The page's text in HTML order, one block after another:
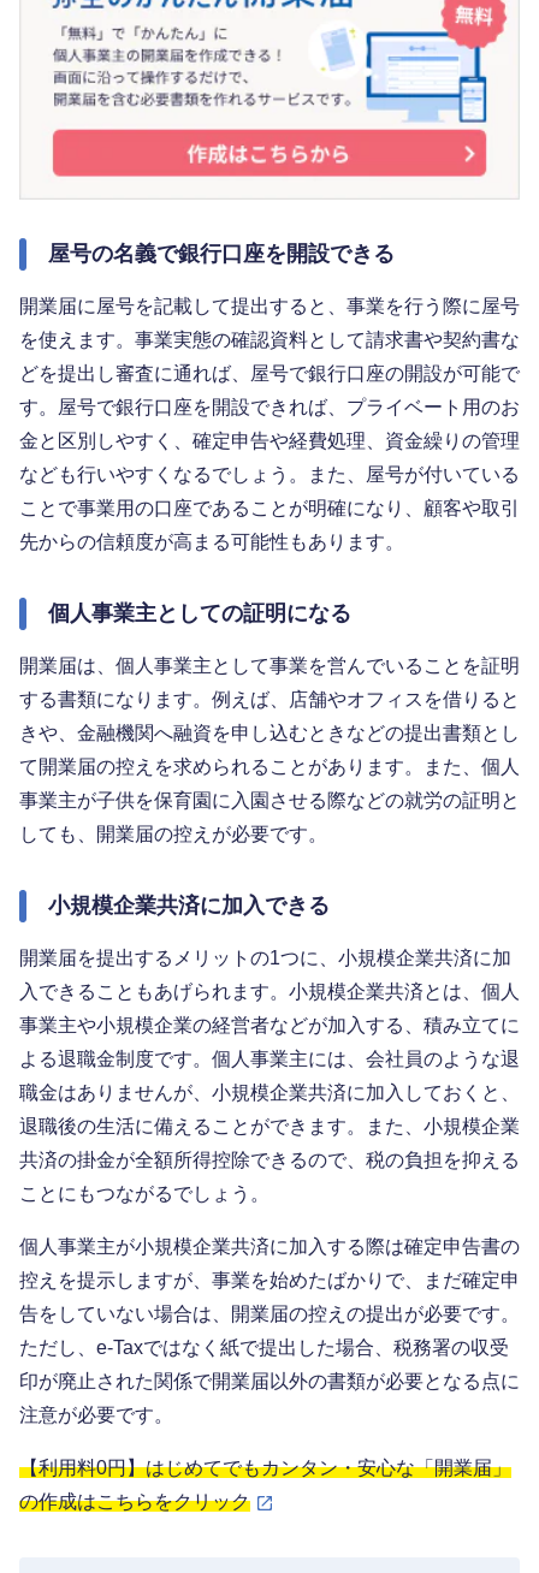
屋号の名義で銀行口座を開設できる
開業届に屋号を記載して提出すると、事業を行う際に屋号
を使えます。事業実態の確認資料として請求書や契約書な
どを提出し審査に通れば、屋号で銀行口座の開設が可能で
す。屋号で銀行口座を開設できれば、プライベート用のお
金と区別しやすく、確定申告や経費処理、資金繰りの管理
なども行いやすくなるでしょう。また、屋号が付いている
ことで事業用の口座であることが明確になり、顧客や取引
先からの信頼度が高まる可能性もあります。
個人事業主としての証明になる
開業届は、個人事業主として事業を営んでいることを証明
する書類になります。例えば、店舗やオフィスを借りると
きや、金融機関へ融資を申し込むときなどの提出書類とし
て開業届の控えを求められることがあります。また、個人
事業主が子供を保育園に入園させる際などの就労の証明と
しても、開業届の控えが必要です。
小規模企業共済に加入できる
開業届を提出するメリットの1つに、小規模企業共済に加
入できることもあげられます。小規模企業共済とは、個人
事業主や小規模企業の経営者などが加入する、積み立てに
よる退職金制度です。個人事業主には、会社員のような退
職金はありませんが、小規模企業共済に加入しておくと、
退職後の生活に備えることができます。また、小規模企業
共済の掛金が全額所得控除できるので、税の負担を抑える
ことにもつながるでしょう。
個人事業主が小規模企業共済に加入する際は確定申告書の
控えを提示しますが、事業を始めたばかりで、まだ確定申
告をしていない場合は、開業届の控えの提出が必要です。
ただし、e-Taxではなく紙で提出した場合、税務署の収受
印が廃止された関係で開業届以外の書類が必要となる点に
注意が必要です。
【利用料0円】はじめてでもカンタン・安心な「開業届」
の作成はこちらをクリック